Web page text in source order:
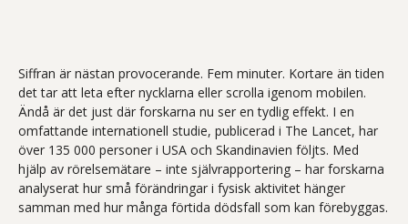
Siffran är nästan provocerande. Fem minuter. Kortare än tiden
det tar att leta efter nycklarna eller scrolla igenom mobilen.
Ändå är det just där forskarna nu ser en tydlig effekt. I en
omfattande internationell studie, publicerad i The Lancet, har
över 135 000 personer i USA och Skandinavien följts. Med
hjälp av rörelsemätare – inte självrapportering – har forskarna
analyserat hur små förändringar i fysisk aktivitet hänger
samman med hur många förtida dödsfall som kan förebyggas.